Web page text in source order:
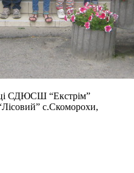
СДЮСШ “Екстрім”
с.Скоморохи,